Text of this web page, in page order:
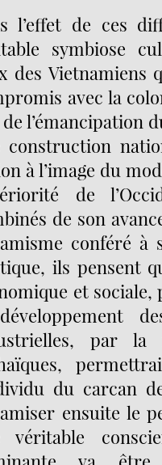
l’effet de ces
symbiose
des Vietnamiens
avec la
l’émancipation
construction
à l’image du
de
de son
conféré à
ils pensent
et
par la
du carcan
ensuite le
véritable